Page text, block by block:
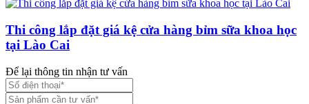
Thi công lắp đặt giá kệ cửa hàng bỉm sữa khoa học
tại Lào Cai
Để lại thông tin nhận tư vấn